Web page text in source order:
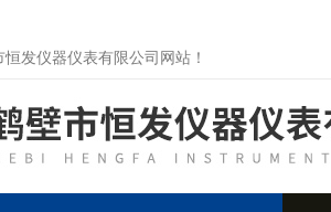
发仪器仪表有限公司网站！